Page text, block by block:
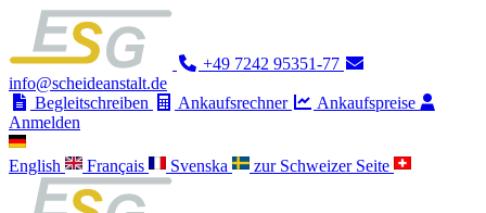
+49 7242 95351-77
info@scheideanstalt.de
Begleitschreiben
Ankaufsrechner
Ankaufspreise
Anmelden
English Français Svenska zur Schweizer Seite